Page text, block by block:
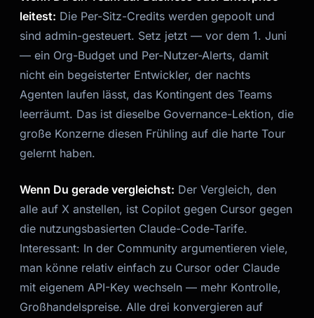
leitest: Die Per-Sitz-Credits werden gepoolt und
sind admin-gesteuert. Setz jetzt — vor dem 1. Juni
— ein Org-Budget und Per-Nutzer-Alerts, damit
nicht ein begeisterter Entwickler, der nachts
Agenten laufen lässt, das Kontingent des Teams
leerräumt. Das ist dieselbe Governance-Lektion, die
große Konzerne diesen Frühling auf die harte Tour
gelernt haben.
Wenn Du gerade vergleichst: Der Vergleich, den
alle auf X anstellen, ist Copilot gegen Cursor gegen
die nutzungsbasierten Claude-Code-Tarife.
Interessant: In der Community argumentieren viele,
man könne relativ einfach zu Cursor oder Claude
mit eigenem API-Key wechseln — mehr Kontrolle,
Großhandelspreise. Alle drei konvergieren auf